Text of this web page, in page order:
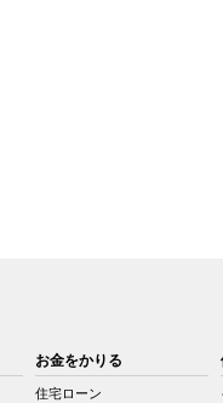
お金をかりる
住宅ローン